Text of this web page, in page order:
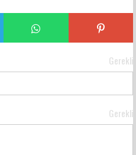
Gerekli
Gerekli